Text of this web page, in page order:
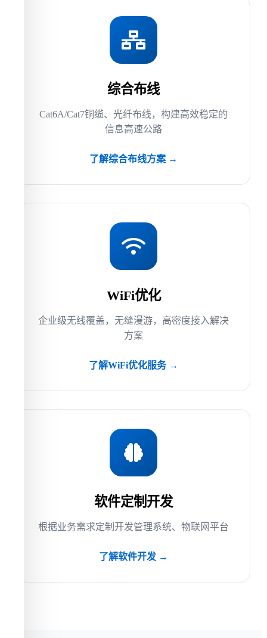
综合布线
Cat6A/Cat7铜缆、光纤布线，构建高效稳定的
信息高速公路
了解综合布线方案 →
WiFi优化
企业级无线覆盖，无缝漫游，高密度接入解决
方案
了解WiFi优化服务 →
软件定制开发
根据业务需求定制开发管理系统、物联网平台
了解软件开发 →